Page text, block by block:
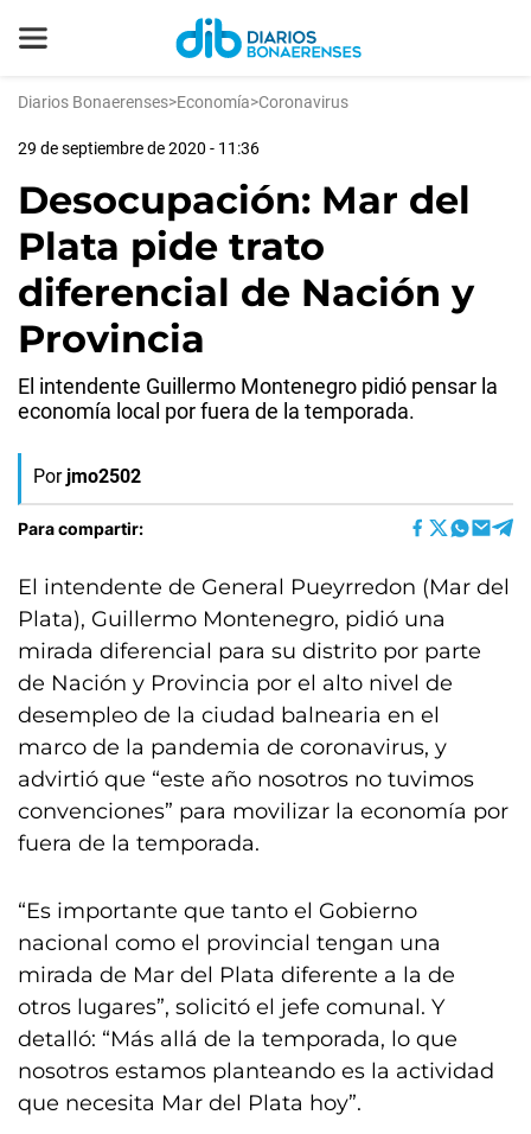
Diarios Bonaerenses>Economía>Coronavirus
29 de septiembre de 2020 - 11:36
Desocupación: Mar del
Plata pide trato
diferencial de Nación y
Provincia
El intendente Guillermo Montenegro pidió pensar la
economía local por fuera de la temporada.
Por jmo2502
Para compartir:
El intendente de General Pueyrredon (Mar del
Plata), Guillermo Montenegro, pidió una
mirada diferencial para su distrito por parte
de Nación y Provincia por el alto nivel de
desempleo de la ciudad balnearia en el
marco de la pandemia de coronavirus, y
advirtió que “este año nosotros no tuvimos
convenciones” para movilizar la economía por
fuera de la temporada.
“Es importante que tanto el Gobierno
nacional como el provincial tengan una
mirada de Mar del Plata diferente a la de
otros lugares”, solicitó el jefe comunal. Y
detalló: “Más allá de la temporada, lo que
nosotros estamos planteando es la actividad
que necesita Mar del Plata hoy”.